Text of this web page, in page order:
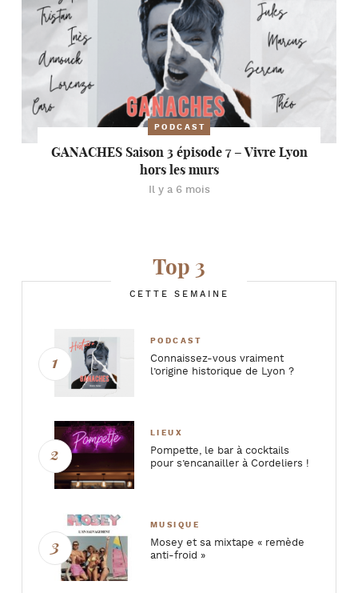
PODCAST
GANACHES Saison 3 épisode 7 – Vivre Lyon
hors les murs
Il y a 6 mois
Top 3
CETTE SEMAINE
PODCAST
Connaissez-vous vraiment
l’origine historique de Lyon ?
LIEUX
Pompette, le bar à cocktails
pour s’encanailler à Cordeliers !
MUSIQUE
Mosey et sa mixtape « remède
anti-froid »